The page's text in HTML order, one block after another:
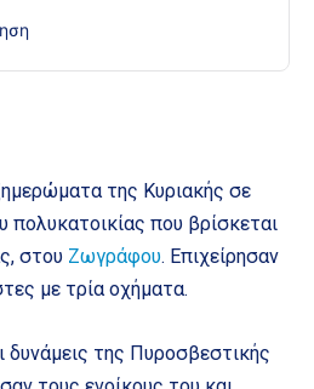
της Κυριακής σε
που βρίσκεται
στου Ζωγράφου. Επιχείρησαν
με τρία οχήματα.
της Πυροσβεστικής